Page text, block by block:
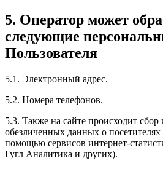
5. Оператор может
следующие
Пользователя
5.1. Электронный адрес.
5.2. Номера телефонов.
5.3. Также на сайте происходит сбор
обезличенных данных о
помощью сервисов интернет-
Гугл Аналитика и других).